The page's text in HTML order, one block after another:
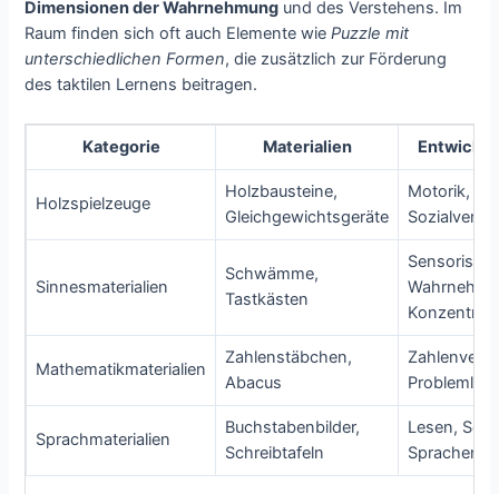
Dimensionen der Wahrnehmung und des Verstehens. Im
Raum finden sich oft auch Elemente wiePuzzle mit
unterschiedlichen Formen, die zusätzlich zur Förderung
des taktilen Lernens beitragen.
Kategorie Materialien
Holzspielzeuge
Holzbausteine,
Gleichgewichtsgeräte
Motorik,
Sinnesmaterialien
Schwämme,
Tastkästen
Mathematikmaterialien
Zahlenstäbchen,
Abacus
Sprachmaterialien
Buchstabenbilder,
Schreibtafeln
Lesen,